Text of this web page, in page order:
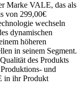
Marke VALE, das als
von 299,00€
wechseln
dynamischen
höheren
in seinem Segment.
des Produkts
und
in ihr Produkt